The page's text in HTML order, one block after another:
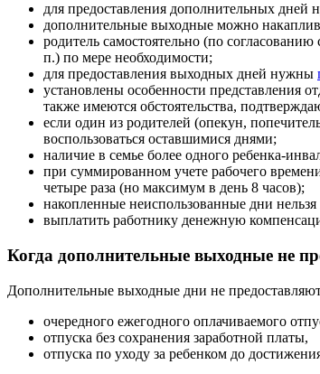
для предоставления дополнительных дней
дополнительные выходные можно
родитель самостоятельно (по
п.) по мере необходимости;
для предоставления выходных дней нужны
установлены особенности представления
также имеются обстоятельства,
если один из родителей (опекун,
воспользоваться оставшимися днями;
наличие в семье более одного ребенка-
при суммированном учете рабочего
четыре раза (но максимум в день 8 часов);
накопленные неиспользованные дни
выплатить работнику денежную
Когда дополнительные выходные не
Дополнительные выходные дни не
очередного ежегодного оплачиваемого
отпуска без сохранения заработной платы,
отпуска по уходу за ребенком до